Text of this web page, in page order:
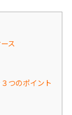
ス
つのポイント